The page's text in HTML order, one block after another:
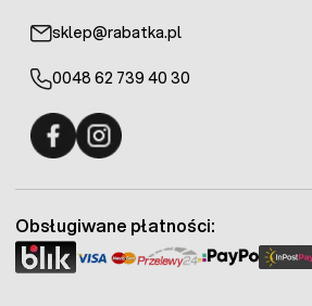
sklep@rabatka.pl
0048 62 739 40 30
Obsługiwane płatności: